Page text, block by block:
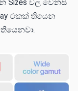
Sizes වල වෙනස
එකක් තියෙන